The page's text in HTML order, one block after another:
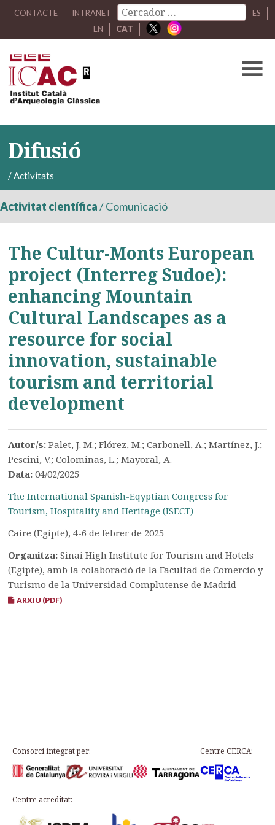
CONTACTE INTRANET
ES
EN
CAT
Difusió
/Activitats
Activitat científica/Comunicació
The Cultur-Monts European
project (Interreg Sudoe):
enhancing Mountain
Cultural Landscapes as a
resource for social
innovation, sustainable
tourism and territorial
development
Autor/s:Palet, J. M.; Flórez, M.; Carbonell, A.; Martínez, J.;
Pescini, V.; Colominas, L.; Mayoral, A.
Data:04/02/2025
The International Spanish-Eqyptian Congress for
Tourism, Hospitality and Heritage (ISECT)
Caire (Egipte), 4-6 de febrer de 2025
Organitza:Sinai High Institute for Tourism and Hotels
(Egipte), amb la colaboració de la Facultad de Comercio y
Turismo de la Universidad Complutense de Madrid
ARXIU (PDF)
Consorci integrat per: Centre CERCA:
Centre acreditat: